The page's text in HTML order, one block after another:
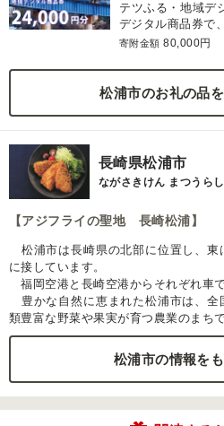
テツふる・地域デ
デジタル商品券で
寄附金額 80,000円
松浦市のお礼の品
長崎県松浦市
ながさきけん まつうらし
【アジフライの聖地 長崎松浦】
松浦市は長崎県の北部に位置し、東
に接しています。
福岡空港と長崎空港からそれぞれ車
豊かな自然に恵まれた松浦市は、全
類豊富な野菜や果実が育つ農業のまちで
松浦市の情報を